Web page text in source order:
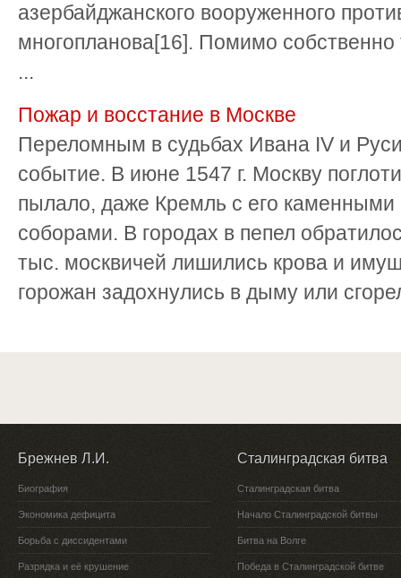
азербайджанского вооруженного
многопланова[16]. Помимо собственно
...
Пожар и восстание в Москве
Переломным в судьбах Ивана IV и
событие. В июне 1547 г. Москву
пылало, даже Кремль с его
соборами. В городах в пепел
тыс. москвичей лишились крова и
горожан задохнулись в дыму или
Брежнев Л.И.
Биография
Экономика дефицита
Борьба с диссидентами
Разрядка и её крушение
Сталинградская битва
Сталинградская битва
Начало Сталинградской битвы
Битва на Волге
Победа в Сталинградской битве